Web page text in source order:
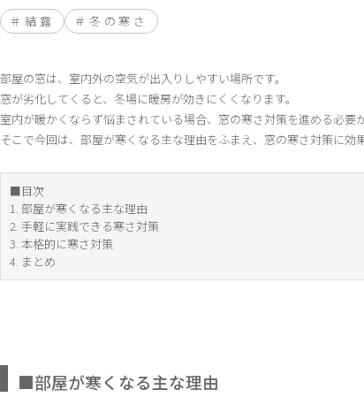
結露 冬の寒さ
部屋の窓は、室内外の空気が出入りしやすい場所です。
窓が劣化してくると、冬場に暖房が効きにくくなります。
室内が暖かくならず悩まされている場合、窓の寒さ対策を進める必要
そこで今回は、部屋が寒くなる主な理由をふまえ、窓の寒さ対策に効
■目次
1. 部屋が寒くなる主な理由
2. 手軽に実践できる寒さ対策
3. 本格的に寒さ対策
4. まとめ
■部屋が寒くなる主な理由